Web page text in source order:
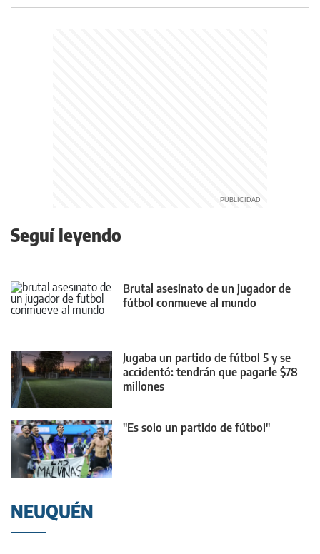
Seguí leyendo
Brutal asesinato de un jugador de
fútbol conmueve al mundo
Jugaba un partido de fútbol 5 y se
accidentó: tendrán que pagarle $78
millones
"Es solo un partido de fútbol"
NEUQUÉN